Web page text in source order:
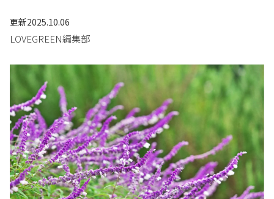
更新2025.10.06
LOVEGREEN編集部